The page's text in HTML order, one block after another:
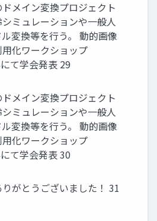
メイン変換プロジェクト
ミュレーションや一般人
変換等を行う。 動的画像
化ワークショップ
て学会発表 29
メイン変換プロジェクト
ミュレーションや一般人
変換等を行う。 動的画像
化ワークショップ
て学会発表 30
りがとうございました！ 31